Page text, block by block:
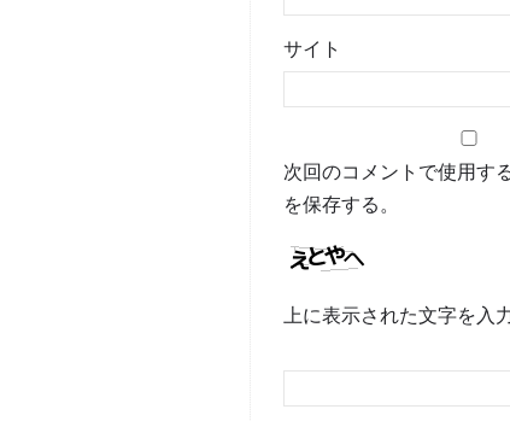
サイト
次回のコメントで使用す
を保存する。
上に表示された文字を入